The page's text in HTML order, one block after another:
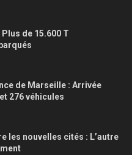
de 15.600 T
de Marseille : Arrivée
276 véhicules
les nouvelles cités : L’autre